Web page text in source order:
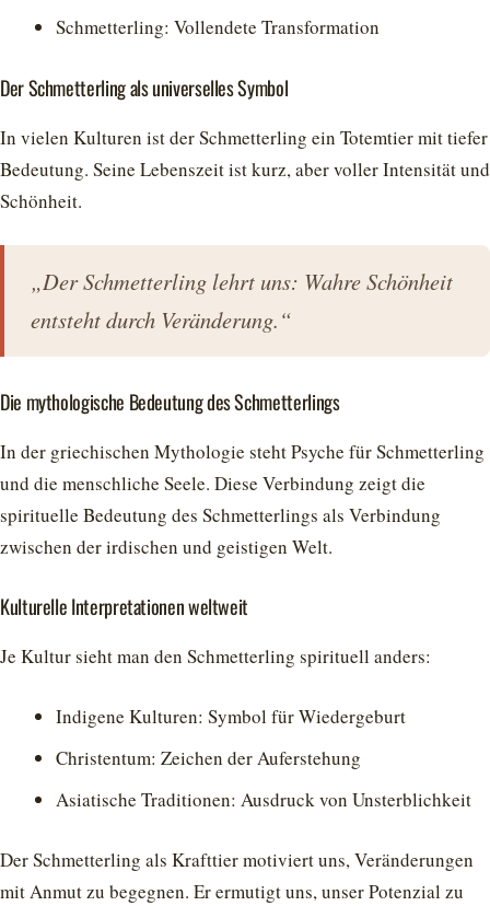
Schmetterling: Vollendete Transformation
Der Schmetterling als universelles Symbol
In vielen Kulturen ist der Schmetterling ein Totemtier mit tiefer
Bedeutung. Seine Lebenszeit ist kurz, aber voller Intensität und
Schönheit.
„Der Schmetterling lehrt uns: Wahre Schönheit
entsteht durch Veränderung.“
Die mythologische Bedeutung des Schmetterlings
In der griechischen Mythologie steht Psyche für Schmetterling
und die menschliche Seele. Diese Verbindung zeigt die
spirituelle Bedeutung des Schmetterlings als Verbindung
zwischen der irdischen und geistigen Welt.
Kulturelle Interpretationen weltweit
Je Kultur sieht man den Schmetterling spirituell anders:
Indigene Kulturen: Symbol für Wiedergeburt
Christentum: Zeichen der Auferstehung
Asiatische Traditionen: Ausdruck von Unsterblichkeit
Der Schmetterling als Krafttier motiviert uns, Veränderungen
mit Anmut zu begegnen. Er ermutigt uns, unser Potenzial zu